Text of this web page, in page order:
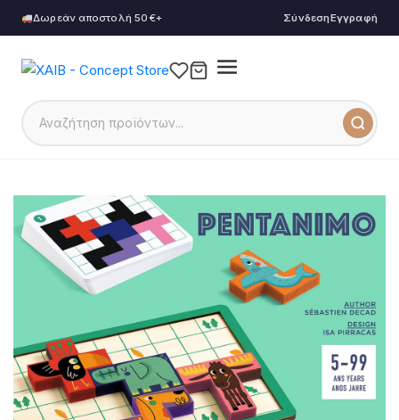
Δωρεάν αποστολή 50€+ ΣύνδεσηΕγγραφή